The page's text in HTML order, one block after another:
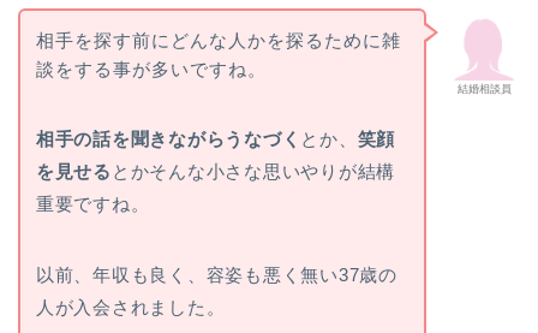
結婚相談員
相手を探す前にどんな人かを探るために雑
談をする事が多いですね。
相手の話を聞きながらうなづく とか、 笑顔
を見せる とかそんな小さな思いやりが結構
重要ですね。
以前、年収も良く、容姿も悪く無い37歳の
人が入会されました。